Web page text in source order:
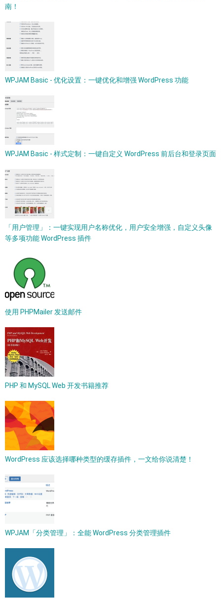
南！
WPJAM Basic - 优化设置：一键优化和增强 WordPress 功能
WPJAM Basic - 样式定制：一键自定义 WordPress 前后台和登录页面
「用户管理」：一键实现用户名称优化，用户安全增强，自定义头像
等多项功能 WordPress 插件
使用 PHPMailer 发送邮件
PHP 和 MySQL Web 开发书籍推荐
WordPress 应该选择哪种类型的缓存插件，一文给你说清楚！
WPJAM「分类管理」：全能 WordPress 分类管理插件